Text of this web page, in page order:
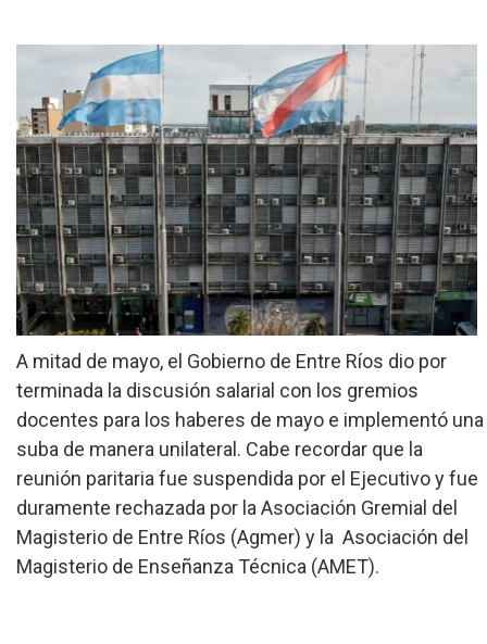
Provinciales
»
Salud
»
Cultura
»
Economía
»
Espectáculos
»
Internacionales
»
»
Política
A mitad de mayo, el Gobierno de Entre Ríos dio por
terminada la discusión salarial con los gremios
docentes para los haberes de mayo e implementó una
suba de manera unilateral. Cabe recordar que la
reunión paritaria fue suspendida por el Ejecutivo y fue
duramente rechazada por la Asociación Gremial del
Magisterio de Entre Ríos (Agmer) y la Asociación del
Magisterio de Enseñanza Técnica (AMET).